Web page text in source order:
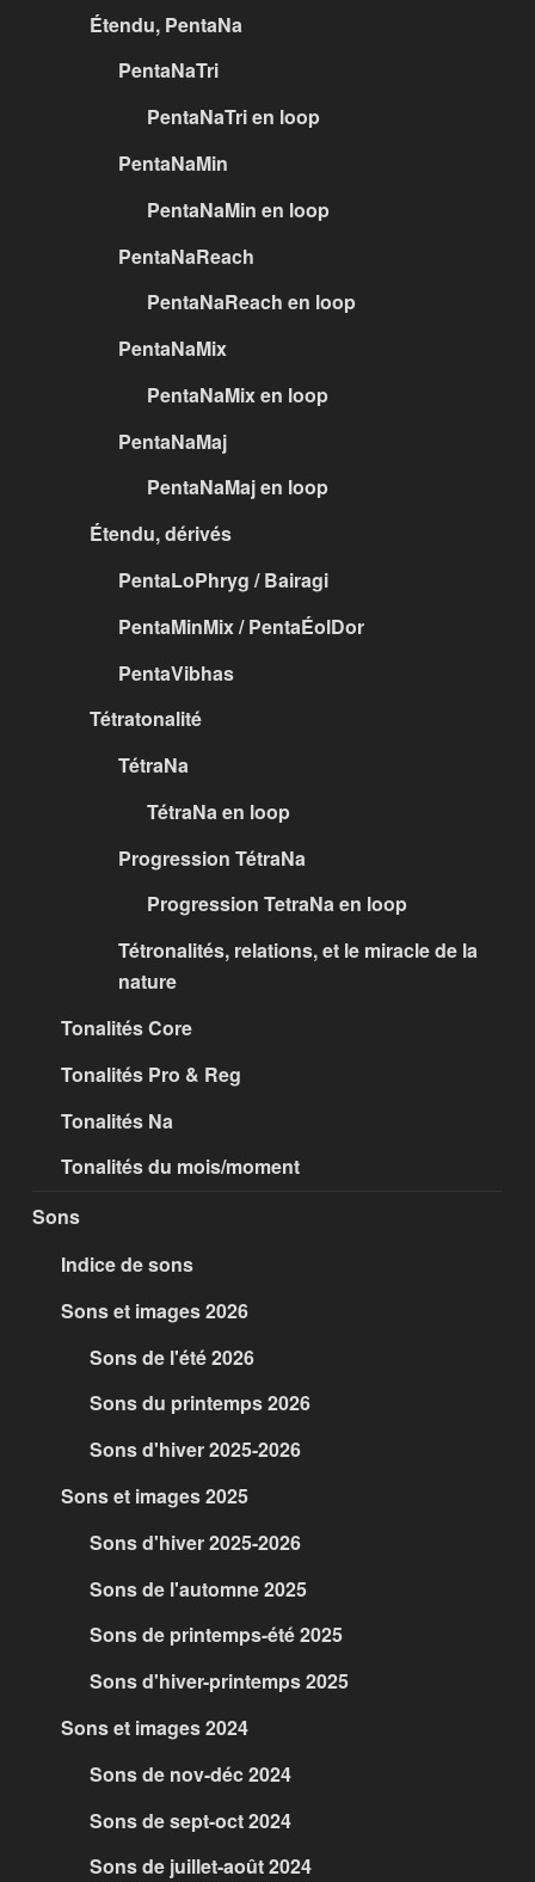
Étendu, PentaNa
PentaNaTri
PentaNaTri en loop
PentaNaMin
PentaNaMin en loop
PentaNaReach
PentaNaReach en loop
PentaNaMix
PentaNaMix en loop
PentaNaMaj
PentaNaMaj en loop
Étendu, dérivés
PentaLoPhryg / Bairagi
PentaMinMix / PentaÉolDor
PentaVibhas
Tétratonalité
TétraNa
TétraNa en loop
Progression TétraNa
Progression TetraNa en loop
Tétronalités, relations, et le miracle de la
nature
Tonalités Core
Tonalités Pro & Reg
Tonalités Na
Tonalités du mois/moment
Sons
Indice de sons
Sons et images 2026
Sons de l'été 2026
Sons du printemps 2026
Sons d'hiver 2025-2026
Sons et images 2025
Sons d'hiver 2025-2026
Sons de l'automne 2025
Sons de printemps-été 2025
Sons d'hiver-printemps 2025
Sons et images 2024
Sons de nov-déc 2024
Sons de sept-oct 2024
Sons de juillet-août 2024